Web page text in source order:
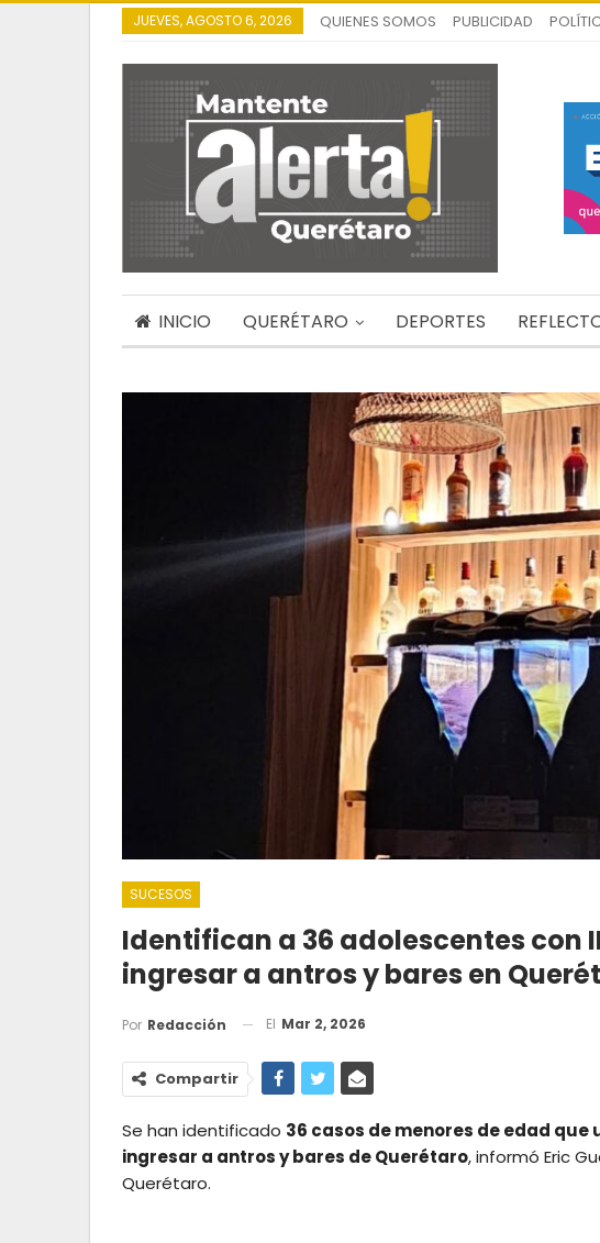
JUEVES, AGOSTO 6, 2026 QUIENES SOMOS PUBLICIDAD
INICIO QUERÉTARO DEPORTES
SUCESOS
Identifican a 36 adolescentes con
ingresar a antros y bares en
Por Redacción El Mar 2, 2026
Compartir
Se han identificado 36 casos de menores de edad
ingresar a antros y bares de Querétaro, informó Eric
Querétaro.